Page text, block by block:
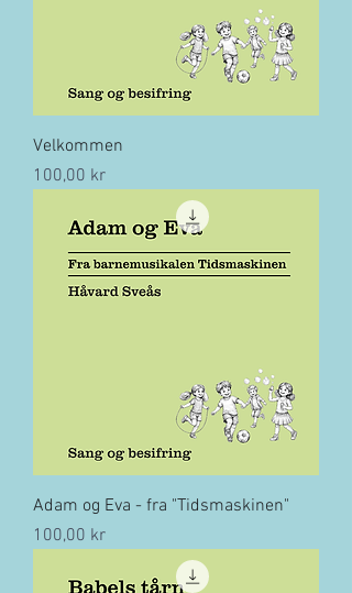
Velkommen
Pris
100,00 kr
Adam og Eva - fra "Tidsmaskinen"
Pris
100,00 kr